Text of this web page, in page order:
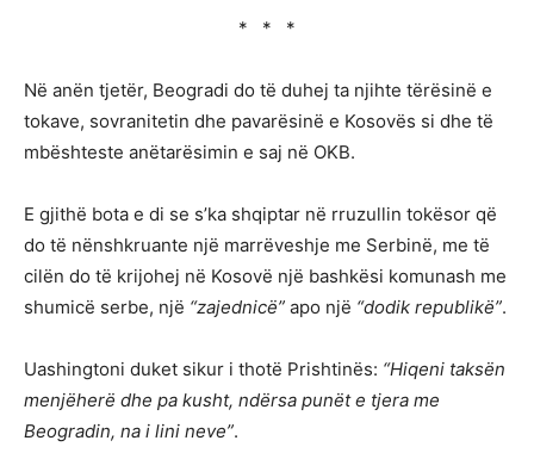
* * *
Në anën tjetër, Beogradi do të duhej ta njihte tërësinë e
tokave, sovranitetin dhe pavarësinë e Kosovës si dhe të
mbështeste anëtarësimin e saj në OKB.
E gjithë bota e di se s’ka shqiptar në rruzullin tokësor që
do të nënshkruante një marrëveshje me Serbinë, me të
cilën do të krijohej në Kosovë një bashkësi komunash me
shumicë serbe, një “zajednicë” apo një “dodik republikë”.
Uashingtoni duket sikur i thotë Prishtinës: “Hiqeni taksën
menjëherë dhe pa kusht, ndërsa punët e tjera me
Beogradin, na i lini neve”.